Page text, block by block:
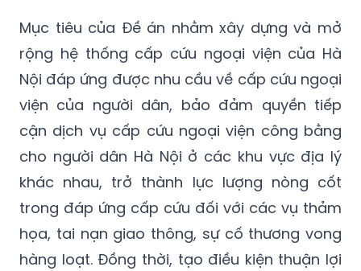
Mục tiêu của Đề án nhằm xây dựng và mở
rộng hệ thống cấp cứu ngoại viện của Hà
Nội đáp ứng được nhu cầu về cấp cứu ngoại
viện của người dân, bảo đảm quyền tiếp
cận dịch vụ cấp cứu ngoại viện công bằng
cho người dân Hà Nội ở các khu vực địa lý
khác nhau, trở thành lực lượng nòng cốt
trong đáp ứng cấp cứu đối với các vụ thảm
họa, tai nạn giao thông, sự cố thương vong
hàng loạt. Đồng thời, tạo điều kiện thuận lợi